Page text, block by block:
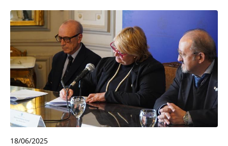
18/06/2025